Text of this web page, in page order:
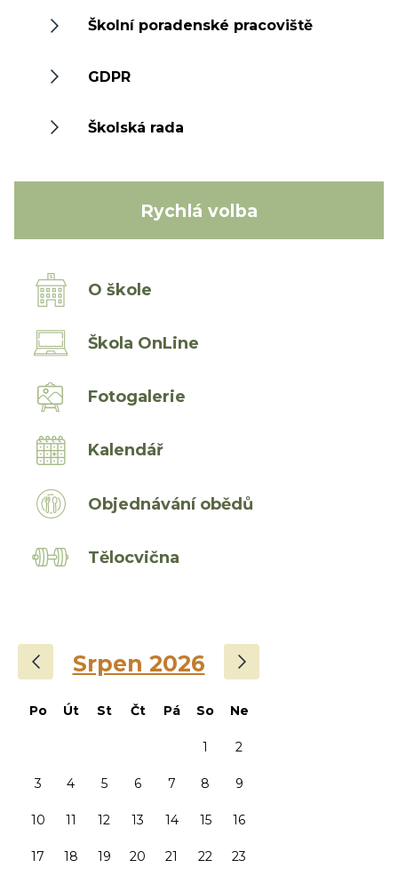
Školní poradenské pracoviště
GDPR
Školská rada
Rychlá volba
O škole
Škola OnLine
Fotogalerie
Kalendář
Objednávání obědů
Tělocvična
Srpen 2026 ›
Po Út St Čt Pá So Ne
1 2
3 4 5 6 7 8 9
10 11 12 13 14 15 16
17 18 19 20 21 22 23